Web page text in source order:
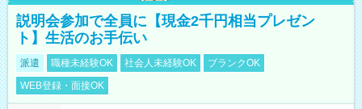
説明会参加で全員に【現金2千円相当プレゼン
ト】生活のお手伝い
派遣 職種未経験OK 社会人未経験OK
ブランクOK
WEB登録・面接OK